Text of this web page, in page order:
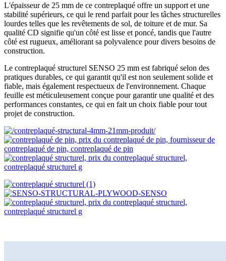
L'épaisseur de 25 mm de ce contreplaqué offre un support et une
stabilité supérieurs, ce qui le rend parfait pour les tâches structurelles
lourdes telles que les revêtements de sol, de toiture et de mur. Sa
qualité CD signifie qu'un côté est lisse et poncé, tandis que l'autre
côté est rugueux, améliorant sa polyvalence pour divers besoins de
construction.
Le contreplaqué structurel SENSO 25 mm est fabriqué selon des
pratiques durables, ce qui garantit qu'il est non seulement solide et
fiable, mais également respectueux de l'environnement. Chaque
feuille est méticuleusement conçue pour garantir une qualité et des
performances constantes, ce qui en fait un choix fiable pour tout
projet de construction.